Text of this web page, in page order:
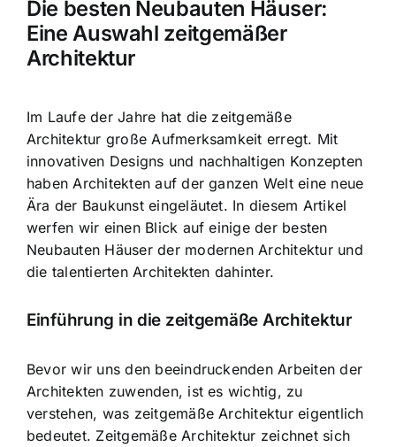
Die besten Neubauten Häuser:
Eine Auswahl zeitgemäßer
Architektur
Im Laufe der Jahre hat die zeitgemäße
Architektur große Aufmerksamkeit erregt. Mit
innovativen Designs und nachhaltigen Konzepten
haben Architekten auf der ganzen Welt eine neue
Ära der Baukunst eingeläutet. In diesem Artikel
werfen wir einen Blick auf einige der besten
Neubauten Häuser der modernen Architektur und
die talentierten Architekten dahinter.
Einführung in die zeitgemäße Architektur
Bevor wir uns den beeindruckenden Arbeiten der
Architekten zuwenden, ist es wichtig, zu
verstehen, was zeitgemäße Architektur eigentlich
bedeutet. Zeitgemäße Architektur zeichnet sich